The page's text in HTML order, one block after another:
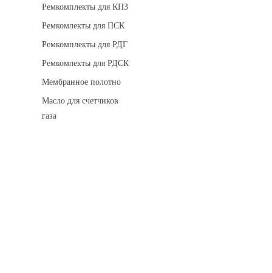
Ремкомплекты для КПЗ
Ремкомлекты для ПСК
Ремкомплекты для РДГ
Ремкомлекты для РДСК
Мембранное полотно
Масло для счетчиков
газа